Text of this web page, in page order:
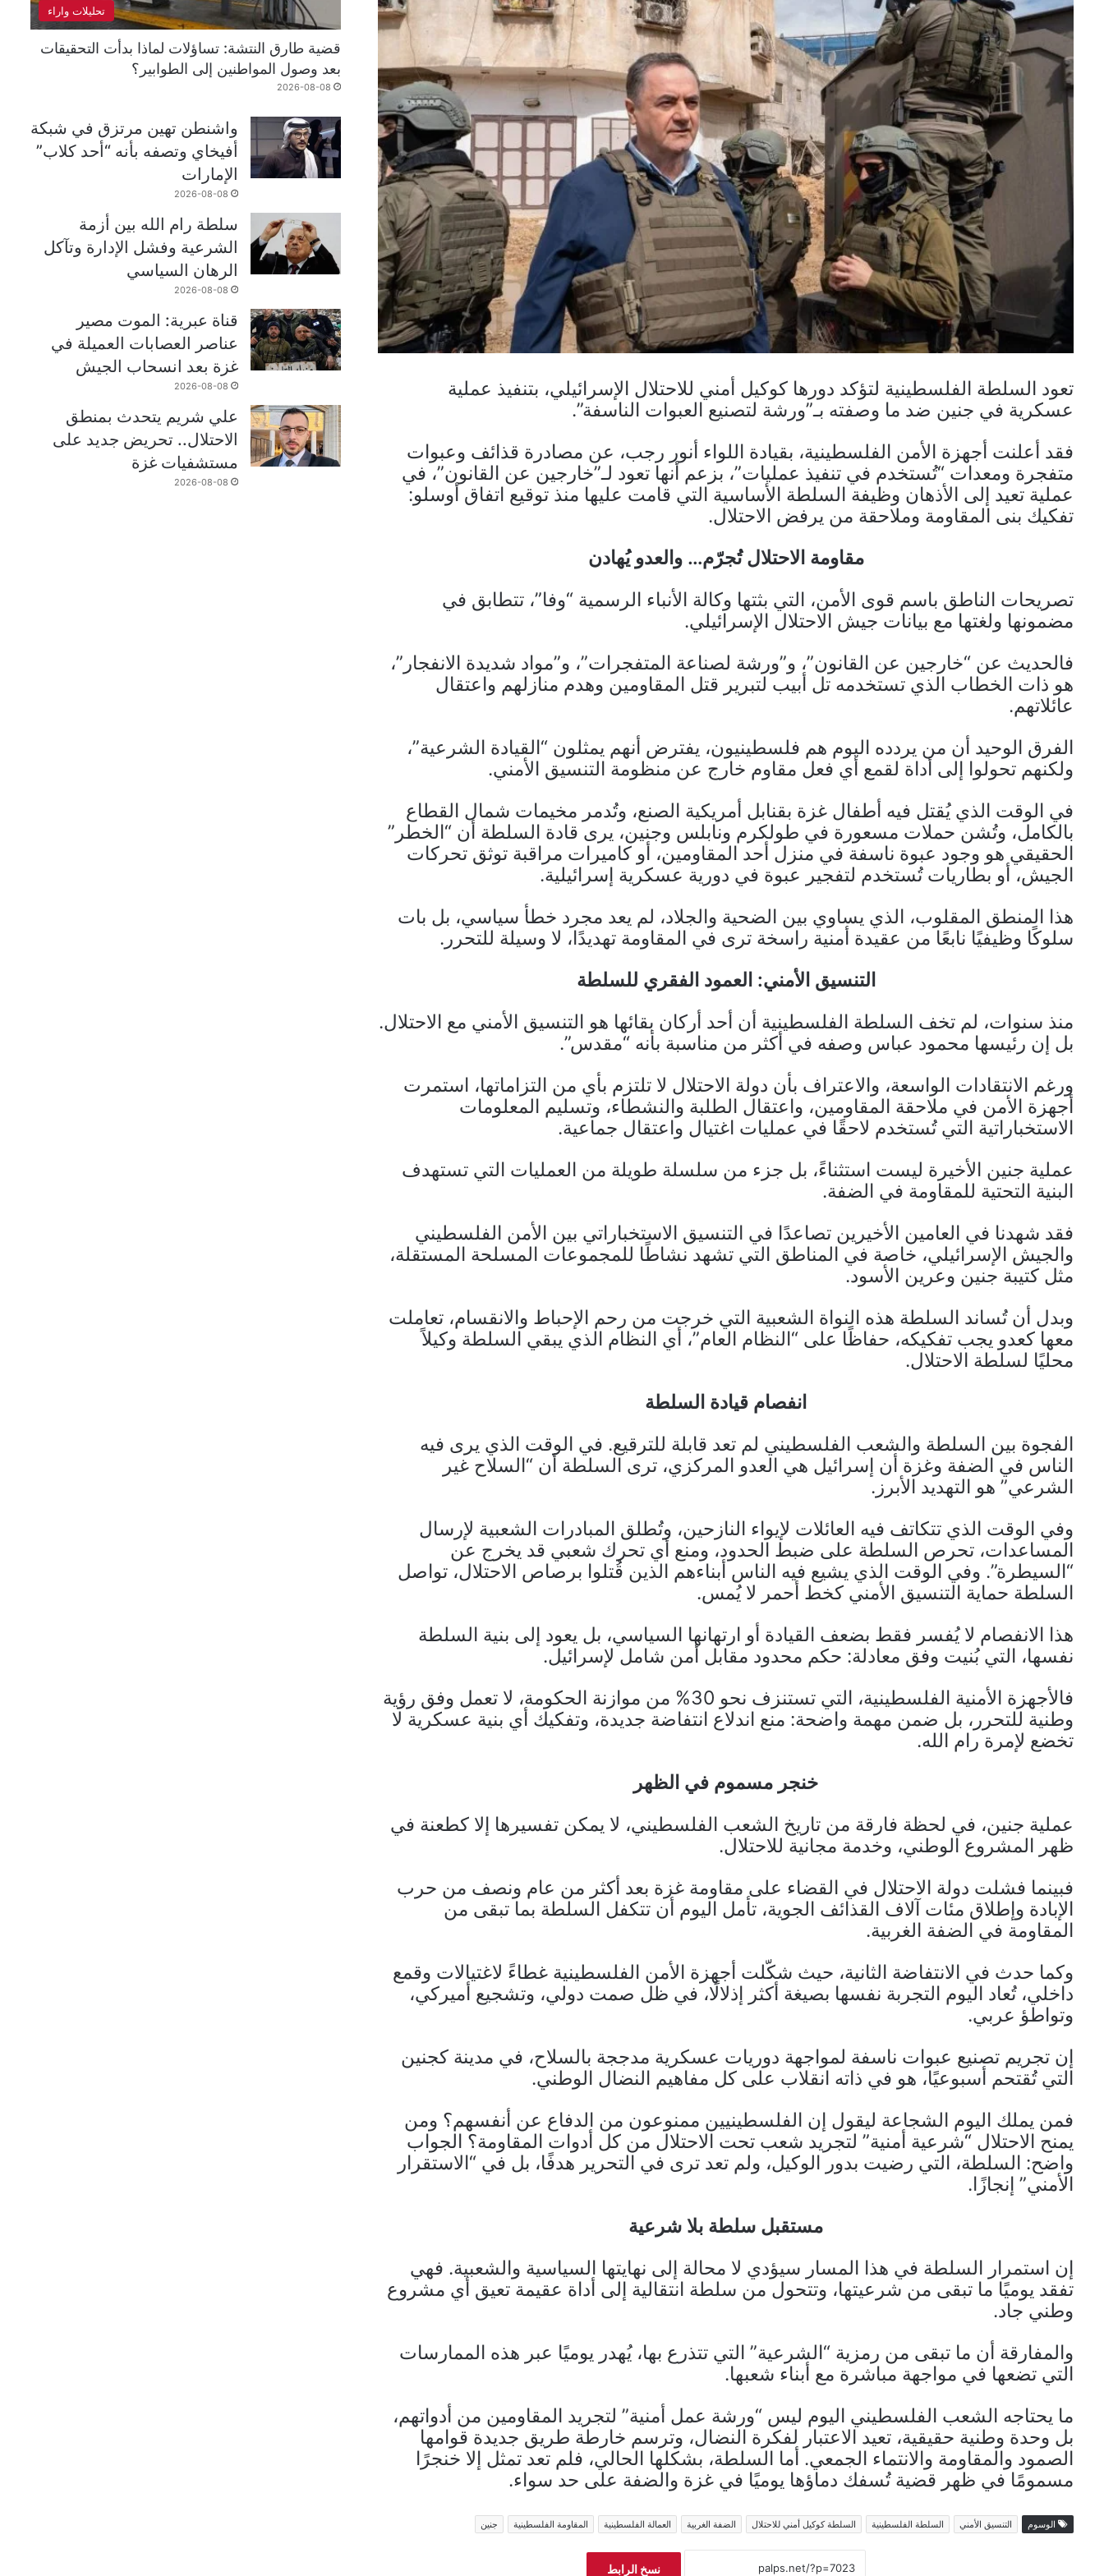
تعود السلطة الفلسطينية لتؤكد دورها كوكيل أمني للاحتلال الإسرائيلي، بتنفيذ عملية
عسكرية في جنين ضد ما وصفته بـ”ورشة لتصنيع العبوات الناسفة”.
فقد أعلنت أجهزة الأمن الفلسطينية، بقيادة اللواء أنور رجب، عن مصادرة قذائف وعبوات
متفجرة ومعدات “تُستخدم في تنفيذ عمليات”، بزعم أنها تعود لـ”خارجين عن القانون”، في
عملية تعيد إلى الأذهان وظيفة السلطة الأساسية التي قامت عليها منذ توقيع اتفاق أوسلو:
تفكيك بنى المقاومة وملاحقة من يرفض الاحتلال.
مقاومة الاحتلال تُجرّم… والعدو يُهادن
تصريحات الناطق باسم قوى الأمن، التي بثتها وكالة الأنباء الرسمية “وفا”، تتطابق في
مضمونها ولغتها مع بيانات جيش الاحتلال الإسرائيلي.
فالحديث عن “خارجين عن القانون”، و”ورشة لصناعة المتفجرات”، و”مواد شديدة الانفجار”،
هو ذات الخطاب الذي تستخدمه تل أبيب لتبرير قتل المقاومين وهدم منازلهم واعتقال
عائلاتهم.
الفرق الوحيد أن من يردده اليوم هم فلسطينيون، يفترض أنهم يمثلون “القيادة الشرعية”،
ولكنهم تحولوا إلى أداة لقمع أي فعل مقاوم خارج عن منظومة التنسيق الأمني.
في الوقت الذي يُقتل فيه أطفال غزة بقنابل أمريكية الصنع، وتُدمر مخيمات شمال القطاع
بالكامل، وتُشن حملات مسعورة في طولكرم ونابلس وجنين، يرى قادة السلطة أن “الخطر”
الحقيقي هو وجود عبوة ناسفة في منزل أحد المقاومين، أو كاميرات مراقبة توثق تحركات
الجيش، أو بطاريات تُستخدم لتفجير عبوة في دورية عسكرية إسرائيلية.
هذا المنطق المقلوب، الذي يساوي بين الضحية والجلاد، لم يعد مجرد خطأ سياسي، بل بات
سلوكًا وظيفيًا نابعًا من عقيدة أمنية راسخة ترى في المقاومة تهديدًا، لا وسيلة للتحرر.
التنسيق الأمني: العمود الفقري للسلطة
منذ سنوات، لم تخف السلطة الفلسطينية أن أحد أركان بقائها هو التنسيق الأمني مع الاحتلال.
بل إن رئيسها محمود عباس وصفه في أكثر من مناسبة بأنه “مقدس”.
ورغم الانتقادات الواسعة، والاعتراف بأن دولة الاحتلال لا تلتزم بأي من التزاماتها، استمرت
أجهزة الأمن في ملاحقة المقاومين، واعتقال الطلبة والنشطاء، وتسليم المعلومات
الاستخباراتية التي تُستخدم لاحقًا في عمليات اغتيال واعتقال جماعية.
عملية جنين الأخيرة ليست استثناءً، بل جزء من سلسلة طويلة من العمليات التي تستهدف
البنية التحتية للمقاومة في الضفة.
فقد شهدنا في العامين الأخيرين تصاعدًا في التنسيق الاستخباراتي بين الأمن الفلسطيني
والجيش الإسرائيلي، خاصة في المناطق التي تشهد نشاطًا للمجموعات المسلحة المستقلة،
مثل كتيبة جنين وعرين الأسود.
وبدل أن تُساند السلطة هذه النواة الشعبية التي خرجت من رحم الإحباط والانقسام، تعاملت
معها كعدو يجب تفكيكه، حفاظًا على “النظام العام”، أي النظام الذي يبقي السلطة وكيلاً
محليًا لسلطة الاحتلال.
انفصام قيادة السلطة
الفجوة بين السلطة والشعب الفلسطيني لم تعد قابلة للترقيع. في الوقت الذي يرى فيه
الناس في الضفة وغزة أن إسرائيل هي العدو المركزي، ترى السلطة أن “السلاح غير
الشرعي” هو التهديد الأبرز.
وفي الوقت الذي تتكاتف فيه العائلات لإيواء النازحين، وتُطلق المبادرات الشعبية لإرسال
المساعدات، تحرص السلطة على ضبط الحدود، ومنع أي تحرك شعبي قد يخرج عن
“السيطرة”. وفي الوقت الذي يشيع فيه الناس أبناءهم الذين قُتلوا برصاص الاحتلال، تواصل
السلطة حماية التنسيق الأمني كخط أحمر لا يُمس.
هذا الانفصام لا يُفسر فقط بضعف القيادة أو ارتهانها السياسي، بل يعود إلى بنية السلطة
نفسها، التي بُنيت وفق معادلة: حكم محدود مقابل أمن شامل لإسرائيل.
فالأجهزة الأمنية الفلسطينية، التي تستنزف نحو 30% من موازنة الحكومة، لا تعمل وفق رؤية
وطنية للتحرر، بل ضمن مهمة واضحة: منع اندلاع انتفاضة جديدة، وتفكيك أي بنية عسكرية لا
تخضع لإمرة رام الله.
خنجر مسموم في الظهر
عملية جنين، في لحظة فارقة من تاريخ الشعب الفلسطيني، لا يمكن تفسيرها إلا كطعنة في
ظهر المشروع الوطني، وخدمة مجانية للاحتلال.
فبينما فشلت دولة الاحتلال في القضاء على مقاومة غزة بعد أكثر من عام ونصف من حرب
الإبادة وإطلاق مئات آلاف القذائف الجوية، تأمل اليوم أن تتكفل السلطة بما تبقى من
المقاومة في الضفة الغربية.
وكما حدث في الانتفاضة الثانية، حيث شكّلت أجهزة الأمن الفلسطينية غطاءً لاغتيالات وقمع
داخلي، تُعاد اليوم التجربة نفسها بصيغة أكثر إذلالًا، في ظل صمت دولي، وتشجيع أميركي،
وتواطؤ عربي.
إن تجريم تصنيع عبوات ناسفة لمواجهة دوريات عسكرية مدججة بالسلاح، في مدينة كجنين
التي تُقتحم أسبوعيًا، هو في ذاته انقلاب على كل مفاهيم النضال الوطني.
فمن يملك اليوم الشجاعة ليقول إن الفلسطينيين ممنوعون من الدفاع عن أنفسهم؟ ومن
يمنح الاحتلال “شرعية أمنية” لتجريد شعب تحت الاحتلال من كل أدوات المقاومة؟ الجواب
واضح: السلطة، التي رضيت بدور الوكيل، ولم تعد ترى في التحرير هدفًا، بل في “الاستقرار
الأمني” إنجازًا.
مستقبل سلطة بلا شرعية
إن استمرار السلطة في هذا المسار سيؤدي لا محالة إلى نهايتها السياسية والشعبية. فهي
تفقد يوميًا ما تبقى من شرعيتها، وتتحول من سلطة انتقالية إلى أداة عقيمة تعيق أي مشروع
وطني جاد.
والمفارقة أن ما تبقى من رمزية “الشرعية” التي تتذرع بها، يُهدر يوميًا عبر هذه الممارسات
التي تضعها في مواجهة مباشرة مع أبناء شعبها.
ما يحتاجه الشعب الفلسطيني اليوم ليس “ورشة عمل أمنية” لتجريد المقاومين من أدواتهم،
بل وحدة وطنية حقيقية، تعيد الاعتبار لفكرة النضال، وترسم خارطة طريق جديدة قوامها
الصمود والمقاومة والانتماء الجمعي. أما السلطة، بشكلها الحالي، فلم تعد تمثل إلا خنجرًا
مسمومًا في ظهر قضية تُسفك دماؤها يوميًا في غزة والضفة على حد سواء.
الوسوم التنسيق الأمني السلطة الفلسطينية السلطة كوكيل أمني للاحتلال الضفة الغربية العمالة الفلسطينية المقاومة الفلسطينية جنين
نسخ الرابط
تحليلات واراء
قضية طارق النتشة: تساؤلات لماذا بدأت التحقيقات
بعد وصول المواطنين إلى الطوابير؟
2026-08-08
واشنطن تهين مرتزق في شبكة
أفيخاي وتصفه بأنه “أحد كلاب”
الإمارات
2026-08-08
سلطة رام الله بين أزمة
الشرعية وفشل الإدارة وتآكل
الرهان السياسي
2026-08-08
قناة عبرية: الموت مصير
عناصر العصابات العميلة في
غزة بعد انسحاب الجيش
2026-08-08
علي شريم يتحدث بمنطق
الاحتلال.. تحريض جديد على
مستشفيات غزة
2026-08-08